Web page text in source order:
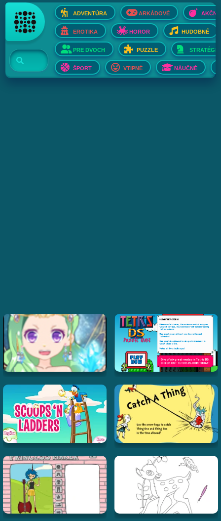
ADVENTÚRA ARKÁDOVÉ AKČNÉ
EROTIKA HOROR HUDOBNÉ
PRE DVOCH PUZZLE STRATÉGIE
ŠPORT VTIPNÉ NÁUČNÉ